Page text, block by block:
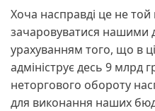
Хоча насправді це не
зачаровуватися нашими
урахуванням того, що в
адмініструє десь 9 млрд
неторгового обороту
для виконання наших